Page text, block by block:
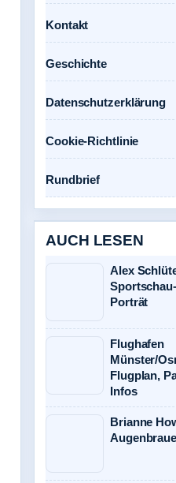
Kontakt
Geschichte
Datenschutzerklärung
Cookie-Richtlinie
Rundbrief
AUCH LESEN
Alex
Porträt
Flughafen
Münster/
Flugplan,
Infos
Brianne